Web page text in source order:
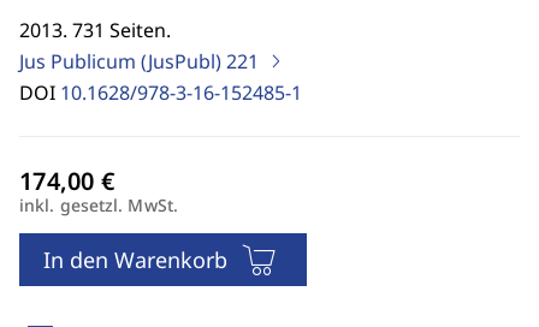
2013. 731 Seiten.
Jus Publicum (JusPubl)221
DOI 10.1628/978-3-16-152485-1
inkl. gesetzl. MwSt.
In den Warenkorb